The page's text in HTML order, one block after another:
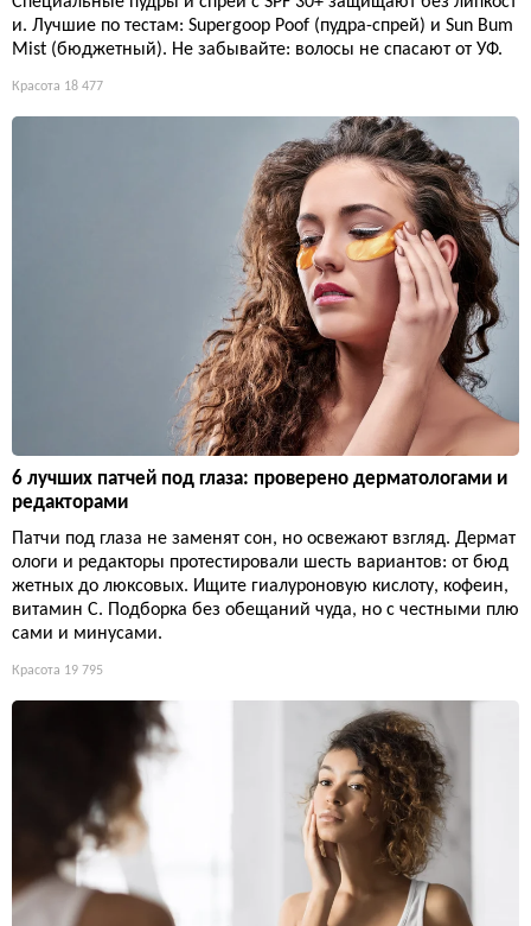
и. Лучшие по тестам: Supergoop Poof (пудра-спрей) и Sun Bum
Mist (бюджетный). Не забывайте: волосы не спасают от УФ.
Красота 18 477
6 лучших патчей под глаза: проверено дерматологами и
редакторами
Патчи под глаза не заменят сон, но освежают взгляд. Дермат
ологи и редакторы протестировали шесть вариантов: от бюд
жетных до люксовых. Ищите гиалуроновую кислоту, кофеин,
витамин С. Подборка без обещаний чуда, но с честными плю
сами и минусами.
Красота 19 795